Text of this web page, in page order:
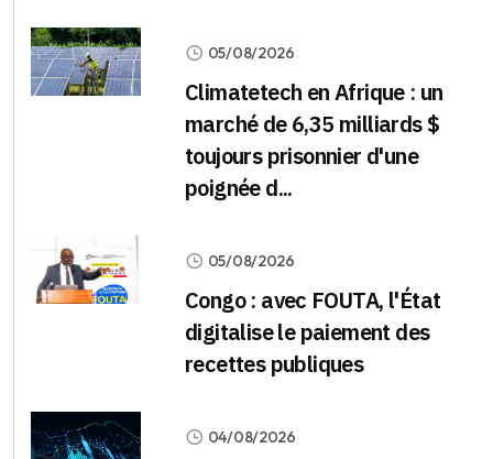
05/08/2026
Climatetech en Afrique : un
marché de 6,35 milliards $
toujours prisonnier d'une
poignée d...
05/08/2026
Congo : avec FOUTA, l'État
digitalise le paiement des
recettes publiques
04/08/2026